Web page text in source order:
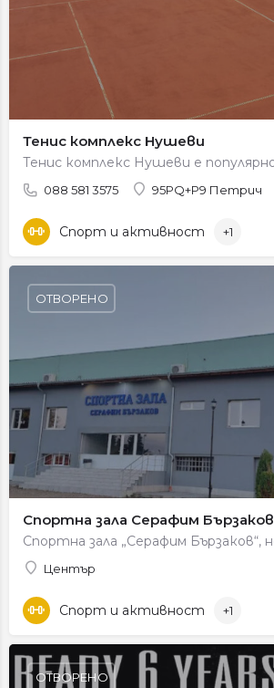
Тенис комплекс Нушеви
088 581 3575 95PQ+P9 Петрич
Спорт и активност +1
Спортна зала Серафим Бързаков
Център
ОТВОРЕНО
Спорт и активност +1
ОТВОРЕНО